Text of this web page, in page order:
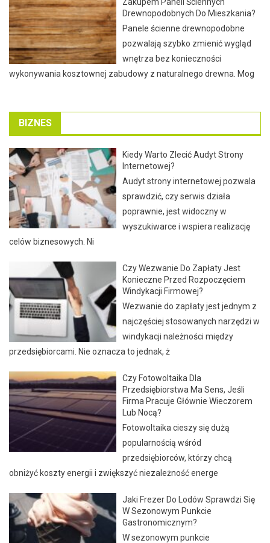
Drewnopodobnych Do Mieszkania?
Panele ścienne drewnopodobne
pozwalają szybko zmienić wygląd
wnętrza bez konieczności
wykonywania kosztownej zabudowy z naturalnego drewna. Mog
BIZNES
Kiedy Warto Zlecić Audyt Strony
Internetowej?
Audyt strony internetowej pozwala
sprawdzić, czy serwis działa
poprawnie, jest widoczny w
wyszukiwarce i wspiera realizację
celów biznesowych. Ni
Czy Wezwanie Do Zapłaty Jest
Konieczne Przed Rozpoczęciem
Windykacji Firmowej?
Wezwanie do zapłaty jest jednym z
najczęściej stosowanych narzędzi w
windykacji należności między
przedsiębiorcami. Nie oznacza to jednak, ż
Czy Fotowoltaika Dla
Przedsiębiorstwa Ma Sens, Jeśli
Firma Pracuje Głównie Wieczorem
Lub Nocą?
Fotowoltaika cieszy się dużą
popularnością wśród
przedsiębiorców, którzy chcą
obniżyć koszty energii i zwiększyć niezależność energe
Jaki Frezer Do Lodów Sprawdzi Się
W Sezonowym Punkcie
Gastronomicznym?
W sezonowym punkcie